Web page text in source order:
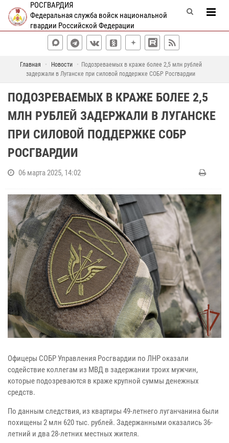
РОСГВАРДИЯ
Федеральная служба войск национальной
гвардии Российской Федерации
Главная Новости
Подозреваемых в краже более 2,5 млн рублей
задержали в Луганске при силовой поддержке СОБР Росгвардии
ПОДОЗРЕВАЕМЫХ В КРАЖЕ БОЛЕЕ 2,5
МЛН РУБЛЕЙ ЗАДЕРЖАЛИ В ЛУГАНСКЕ
ПРИ СИЛОВОЙ ПОДДЕРЖКЕ СОБР
РОСГВАРДИИ
06 марта 2025, 14:02
Офицеры СОБР Управления Росгвардии по ЛНР оказали
содействие коллегам из МВД в задержании троих мужчин,
которые подозреваются в краже крупной суммы денежных
средств.
По данным следствия, из квартиры 49-летнего луганчанина были
похищены 2 млн 620 тыс. рублей. Задержанными оказались 36-
летний и два 28-летних местных жителя.